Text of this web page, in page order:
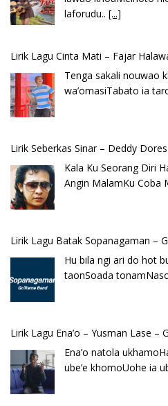
laforudu.. [...]
Lirik Lagu Cinta Mati – Fajar
Tenga sakali nouwao
wa’omasiTabato ia
Lirik Seberkas Sinar – Deddy Dores
Kala Ku Seorang Diri
Angin MalamKu Coba
Lirik Lagu Batak Sopanagaman –
Hu bila ngi ari do hot
taonSoada
Lirik Lagu Ena’o – Yusman Lase –
Ena’o natola
ube’e khomoUohe ia